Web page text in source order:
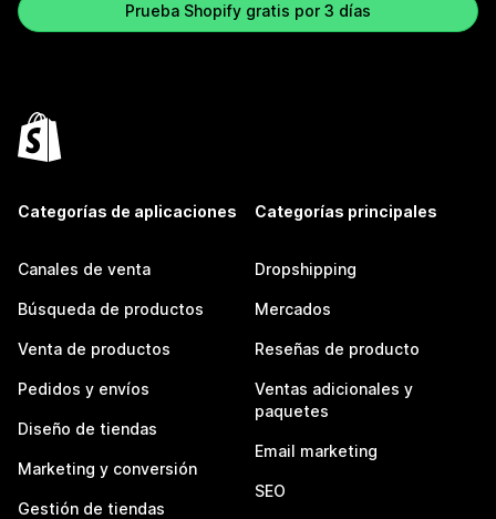
Prueba Shopify gratis por 3 días
Categorías de aplicaciones
Canales de venta
Búsqueda de productos
Venta de productos
Pedidos y envíos
Diseño de tiendas
Marketing y conversión
Gestión de tiendas
Categorías principales
Dropshipping
Mercados
Reseñas de producto
Ventas adicionales y
paquetes
Email marketing
SEO